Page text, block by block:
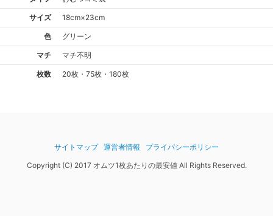
サイズ 18cm×23cm
色 グリーン
マチ マチ不明
枚数 20枚・75枚・180枚
サイトマップ 運営者情報
プライバシーポリシー
Copyright (C) 2017 オムツ1枚あたりの最安値 All Rights Reserved.